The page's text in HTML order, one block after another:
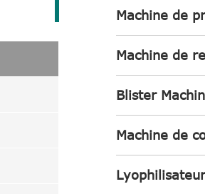
Machine de
Machine de
Blister
Machine de
Lyophilisateur